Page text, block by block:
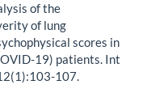
of the
of lung
scores in
19) patients. Int
107.